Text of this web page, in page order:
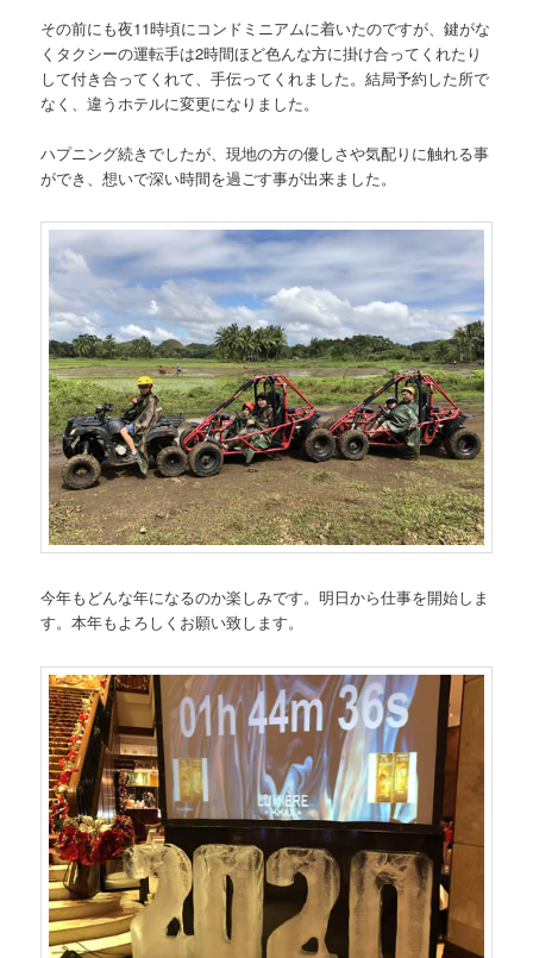
その前にも夜11時頃にコンドミニアムに着いたのですが、鍵がな
くタクシーの運転手は2時間ほど色んな方に掛け合ってくれたり
して付き合ってくれて、手伝ってくれました。結局予約した所で
なく、違うホテルに変更になりました。
ハプニング続きでしたが、現地の方の優しさや気配りに触れる事
ができ、想いで深い時間を過ごす事が出来ました。
今年もどんな年になるのか楽しみです。明日から仕事を開始しま
す。本年もよろしくお願い致します。